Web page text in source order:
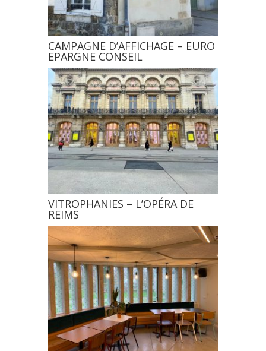
CAMPAGNE D’AFFICHAGE – EURO
EPARGNE CONSEIL
VITROPHANIES – L’OPÉRA DE
REIMS